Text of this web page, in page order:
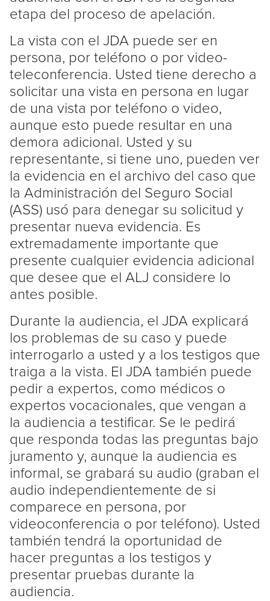
etapa del proceso de apelación.
La vista con el JDA puede ser en
persona, por teléfono o por video-
teleconferencia. Usted tiene derecho a
solicitar una vista en persona en lugar
de una vista por teléfono o video,
aunque esto puede resultar en una
demora adicional. Usted y su
representante, si tiene uno, pueden ver
la evidencia en el archivo del caso que
la Administración del Seguro Social
(ASS) usó para denegar su solicitud y
presentar nueva evidencia. Es
extremadamente importante que
presente cualquier evidencia adicional
que desee que el ALJ considere lo
antes posible.
Durante la audiencia, el JDA explicará
los problemas de su caso y puede
interrogarlo a usted y a los testigos que
traiga a la vista. El JDA también puede
pedir a expertos, como médicos o
expertos vocacionales, que vengan a
la audiencia a testificar. Se le pedirá
que responda todas las preguntas bajo
juramento y, aunque la audiencia es
informal, se grabará su audio (graban el
audio independientemente de si
comparece en persona, por
videoconferencia o por teléfono). Usted
también tendrá la oportunidad de
hacer preguntas a los testigos y
presentar pruebas durante la
audiencia.